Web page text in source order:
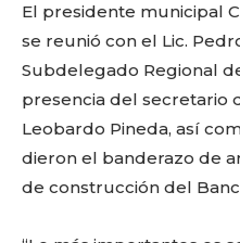
El presidente municipal
se reunió con el Lic.
Subdelegado Regional
presencia del secretario
Leobardo Pineda, así
dieron el banderazo de
de construcción del